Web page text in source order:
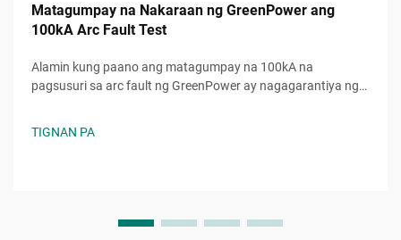
Matagumpay na Nakaraan ng GreenPower ang
100kA Arc Fault Test
Alamin kung paano ang matagumpay na 100kA na
pagsusuri sa arc fault ng GreenPower ay nagagarantiya ng
TIGNAN PA